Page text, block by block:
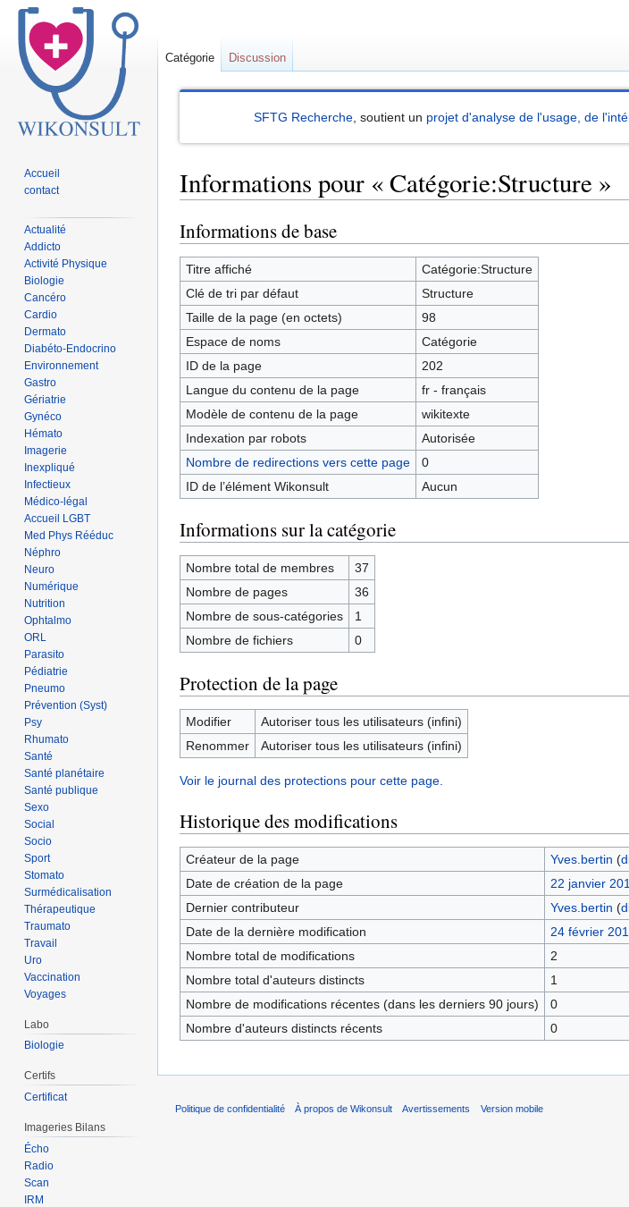
SFTG Recherche , soutient un projet d'analyse de l'usage, de
Informations pour « Catégorie:Structure »
Sauter
à
la
navigation
Sauter
à
la
recherche
Informations de base
Titre affiché
Catégorie:Structure
Clé de tri par défaut
Structure
Taille de la page (en octets)
98
Espace de noms
Catégorie
ID de la page
202
Langue du contenu de la page
fr - français
Modèle de contenu de la page
wikitexte
Indexation par robots
Autorisée
Nombre de redirections vers cette page
0
ID de l’élément Wikonsult
Aucun
Informations sur la catégorie
Nombre total de membres
37
Nombre de pages
36
Nombre de sous-catégories
1
Nombre de fichiers
0
Protection de la page
Modifier
Autoriser tous les utilisateurs (infini)
Renommer
Autoriser tous les utilisateurs (infini)
Voir le journal des protections pour cette page.
Historique des modifications
Créateur de la page Yves.bertin (
Date de création de la page
22 janvier
Dernier contributeur
Yves.bertin (
Date de la dernière modification
24 février
Nombre total de modifications
2
Nombre total d'auteurs distincts
1
Nombre de modifications récentes (dans les derniers 90 jours)
0
Nombre d'auteurs distincts récents
0
Catégorie Discussion
Accueil
contact
Actualité
Addicto
Activité Physique
Biologie
Cancéro
Cardio
Dermato
Diabéto-Endocrino
Environnement
Gastro
Gériatrie
Gynéco
Hémato
Imagerie
Inexpliqué
Infectieux
Médico-légal
Accueil LGBT
Med Phys Rééduc
Néphro
Neuro
Numérique
Nutrition
Ophtalmo
ORL
Parasito
Pédiatrie
Pneumo
Prévention (Syst)
Psy
Rhumato
Santé
Santé planétaire
Santé publique
Sexo
Social
Socio
Sport
Stomato
Surmédicalisation
Thérapeutique
Traumato
Travail
Uro
Vaccination
Voyages
Labo
Biologie
Certifs
Certificat
Imageries Bilans
Écho
Radio
Scan
IRM
Politique de confidentialité À propos de Wikonsult Avertissements Version mobile